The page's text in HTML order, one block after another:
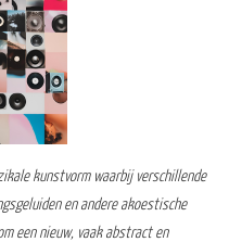
kunstvorm waarbij verschillende
en andere akoestische
een nieuw, vaak abstract en